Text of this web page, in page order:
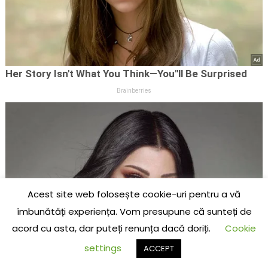
Acest site web folosește cookie-uri pentru a vă
îmbunătăți experiența. Vom presupune că sunteți de
acord cu asta, dar puteți renunța dacă doriți.
Cookie
settings
ACCEPT